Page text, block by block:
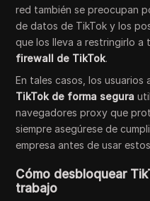
red también se preocupan
de datos de TikTok y los
que los lleva a restringirlo a
firewall de TikTok.
En tales casos, los usuarios
TikTok de forma segura
navegadores proxy que
siempre asegúrese de
empresa antes de usar
Cómo desbloquear
trabajo